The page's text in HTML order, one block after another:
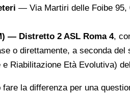
— Via Martiri delle Foibe 95,
— Distretto 2 ASL Roma 4,
o direttamente, a seconda del
e Riabilitazione Età Evolutiva)
la differenza per una